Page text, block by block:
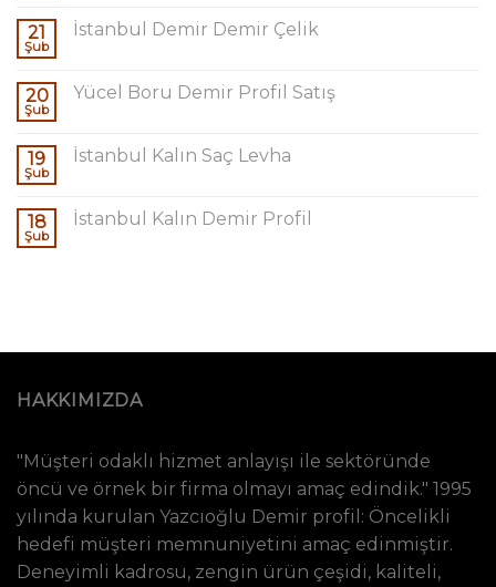
21
Şub
İstanbul Demir Demir Çelik
20
Şub
Yücel Boru Demir Profil Satış
19
Şub
İstanbul Kalın Saç Levha
18
Şub
İstanbul Kalın Demir Profil
HAKKIMIZDA
"Müşteri odaklı hizmet anlayışı ile sektöründe
öncü ve örnek bir firma olmayı amaç edindik." 1995
yılında kurulan Yazcıoğlu Demir profil: Öncelikli
hedefi müşteri memnuniyetini amaç edinmiştir.
Deneyimli kadrosu, zengin ürün çeşidi, kaliteli,